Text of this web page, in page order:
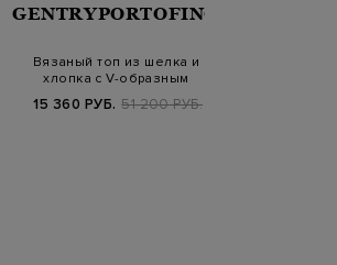
GENTRYPORTOFINO
Вязаный топ из шелка и
хлопка с V-образным
15 360 РУБ. 51 200 РУБ.